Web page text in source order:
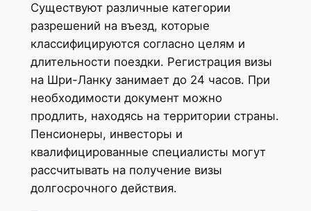
Существуют различные категории
разрешений на въезд, которые
классифицируются согласно целям и
длительности поездки. Регистрация визы
на Шри-Ланку занимает до 24 часов. При
необходимости документ можно
продлить, находясь на территории страны.
Пенсионеры, инвесторы и
квалифицированные специалисты могут
рассчитывать на получение визы
долгосрочного действия.